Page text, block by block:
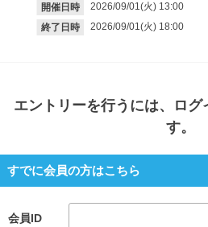
開催日時 2026/09/01(火) 13:00
終了日時
2026/09/01(火) 18:00
エントリーを行うには、ログ
す。
すでに会員の方はこちら
会員ID